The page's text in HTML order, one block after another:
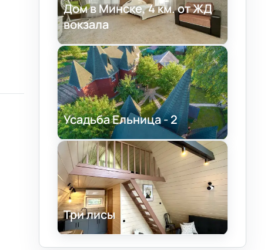
Дом в Минске, 4 км. от ЖД
вокзала
Усадьба Ельница - 2
Три лисы